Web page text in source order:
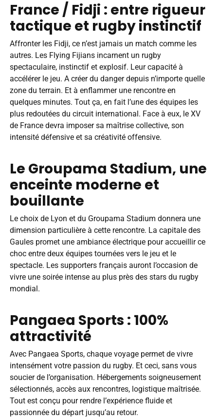
France / Fidji : entre rigueur
tactique et rugby instinctif
Affronter les Fidji, ce n’est jamais un match comme les
autres. Les Flying Fijians incarnent un rugby
spectaculaire, instinctif et explosif. Leur capacité à
accélérer le jeu. A créer du danger depuis n’importe quelle
zone du terrain. Et à enflammer une rencontre en
quelques minutes. Tout ça, en fait l’une des équipes les
plus redoutées du circuit international. Face à eux, le XV
de France devra imposer sa maîtrise collective, son
intensité défensive et sa créativité offensive.
Le Groupama Stadium, une
enceinte moderne et
bouillante
Le choix de Lyon et du Groupama Stadium donnera une
dimension particulière à cette rencontre. La capitale des
Gaules promet une ambiance électrique pour accueillir ce
choc entre deux équipes tournées vers le jeu et le
spectacle. Les supporters français auront l’occasion de
vivre une soirée intense au plus près des stars du rugby
mondial.
Pangaea Sports : 100%
attractivité
Avec Pangaea Sports, chaque voyage permet de vivre
intensément votre passion du rugby. Et ceci, sans vous
soucier de l’organisation. Hébergements soigneusement
sélectionnés, accès aux rencontres, logistique maîtrisée.
Tout est conçu pour rendre l’expérience fluide et
passionnée du départ jusqu’au retour.